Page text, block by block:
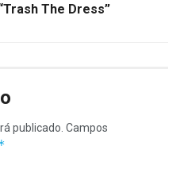
The Dress”
publicado. Campos